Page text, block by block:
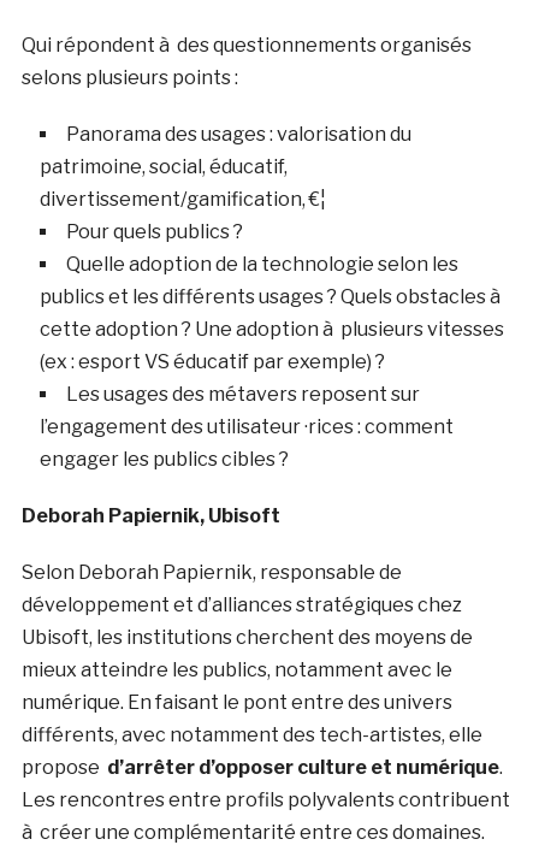
Qui répondent à des questionnements organisés
selons plusieurs points :
Panorama des usages : valorisation du
patrimoine, social, éducatif,
divertissement/gamification, €¦
Pour quels publics ?
Quelle adoption de la technologie selon les
publics et les différents usages ? Quels obstacles à
cette adoption ? Une adoption à plusieurs vitesses
(ex : esport VS éducatif par exemple) ?
Les usages des métavers reposent sur
l’engagement des utilisateur ·rices : comment
engager les publics cibles ?
Deborah Papiernik, Ubisoft
Selon Deborah Papiernik, responsable de
développement et d’alliances stratégiques chez
Ubisoft, les institutions cherchent des moyens de
mieux atteindre les publics, notamment avec le
numérique. En faisant le pont entre des univers
différents, avec notamment des tech-artistes, elle
propose d’arrêter d’opposer culture et numérique.
Les rencontres entre profils polyvalents contribuent
à créer une complémentarité entre ces domaines.